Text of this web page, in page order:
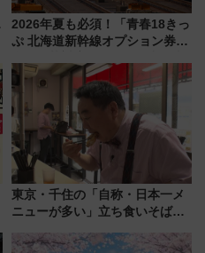
2026年夏も必須！「青春18きっ
ぷ 北海道新幹線オプション券」
の罠
東京・千住の「自称・日本一メ
ニューが多い」立ち食いそば屋
地のふらっと立ち食いそば』